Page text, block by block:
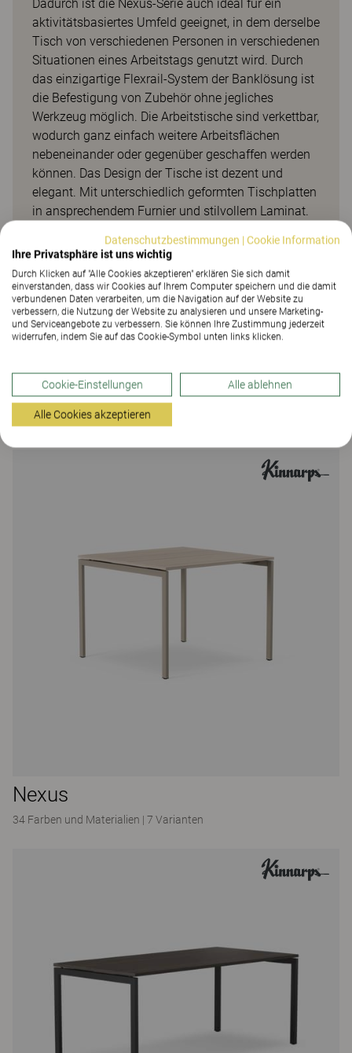
Dadurch ist die Nexus-Serie auch ideal für ein
aktivitätsbasiertes Umfeld geeignet, in dem derselbe
Tisch von verschiedenen Personen in verschiedenen
Situationen eines Arbeitstags genutzt wird. Durch
das einzigartige Flexrail-System der Banklösung ist
die Befestigung von Zubehör ohne jegliches
Werkzeug möglich. Die Arbeitstische sind verkettbar,
wodurch ganz einfach weitere Arbeitsflächen
nebeneinander oder gegenüber geschaffen werden
können. Das Design der Tische ist dezent und
elegant. Mit unterschiedlich geformten Tischplatten
in ansprechendem Furnier und stilvollem Laminat.
Besprechungstischen, Schreibtischen und
Banklösungen besteht und zu vollständigen
Einrichtungen mit unterschiedlichen Funktionen,
aber einem gemeinsamen Designausdruck
zusammengestellt werden kann. Verfügbar mit den
Stoffen aus dem Kinnarps Colour Studio (KCS).
Verwendete Produkte
Nexus
34 Farben und Materialien | 7 Varianten
Datenschutzbestimmungen |Cookie Information
Ihre Privatsphäre ist uns wichtig
Durch Klicken auf "Alle Cookies akzeptieren" erklären Sie sich damit
einverstanden, dass wir Cookies auf Ihrem Computer speichern und die damit
verbundenen Daten verarbeiten, um die Navigation auf der Website zu
verbessern, die Nutzung der Website zu analysieren und unsere Marketing-
und Serviceangebote zu verbessern. Sie können Ihre Zustimmung jederzeit
widerrufen, indem Sie auf das Cookie-Symbol unten links klicken.
Cookie-Einstellungen Alle ablehnen
Alle Cookies akzeptieren